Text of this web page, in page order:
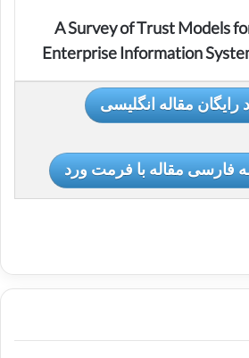
A Survey of Trust Models
Enterprise Information
رایگان مقاله انگلیسی
فارسی مقاله با فرمت ورد